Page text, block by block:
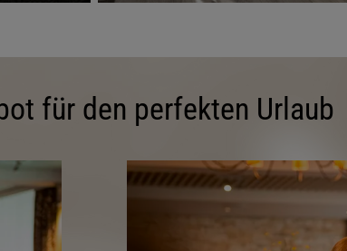
für den perfekten Urlaub